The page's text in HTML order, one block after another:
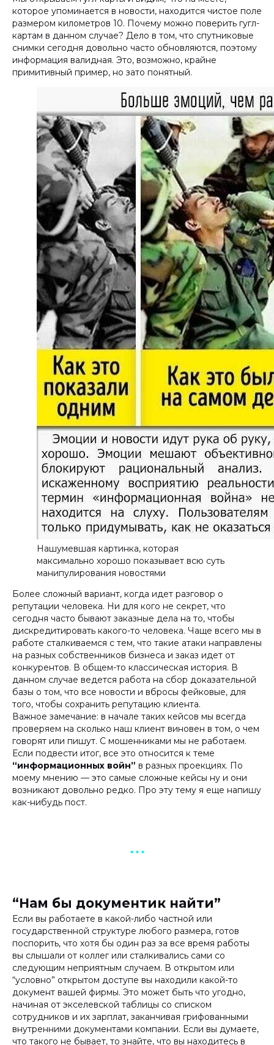
которое упоминается в новости, находится чистое поле
размером километров 10. Почему можно поверить гугл-
картам в данном случае? Дело в том, что спутниковые
снимки сегодня довольно часто обновляются, поэтому
информация валидная. Это, возможно, крайне
примитивный пример, но зато понятный.
Нашумевшая картинка, которая
максимально хорошо показывает всю суть
манипулирования новостями
Более сложный вариант, когда идет разговор о
репутации человека. Ни для кого не секрет, что
сегодня часто бывают заказные дела на то, чтобы
дискредитировать какого-то человека. Чаще всего мы в
работе сталкиваемся с тем, что такие атаки направлены
на разных собственников бизнеса и заказ идет от
конкурентов. В общем-то классическая история. В
данном случае ведется работа на сбор доказательной
базы о том, что все новости и вбросы фейковые, для
того, чтобы сохранить репутацию клиента.
Важное замечание: в начале таких кейсов мы всегда
проверяем на сколько наш клиент виновен в том, о чем
говорят или пишут. С мошенниками мы не работаем.
Если подвести итог, все это относится к теме
“информационных войн” в разных проекциях. По
моему мнению — это самые сложные кейсы ну и они
возникают довольно редко. Про эту тему я еще напишу
как-нибудь пост.
▪︎ ▪︎ ▪︎
“Нам бы документик найти”
Если вы работаете в какой-либо частной или
государственной структуре любого размера, готов
поспорить, что хотя бы один раз за все время работы
вы слышали от коллег или сталкивались сами со
следующим неприятным случаем. В открытом или
“условно” открытом доступе вы находили какой-то
документ вашей фирмы. Это может быть что угодно,
начиная от экселевской таблицы со списком
сотрудников и их зарплат, заканчивая грифованными
внутренними документами компании. Если вы думаете,
что такого не бывает, то знайте, что вы находитесь в